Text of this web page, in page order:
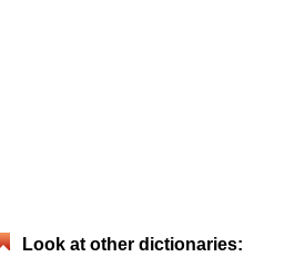
Look at other dictionaries: